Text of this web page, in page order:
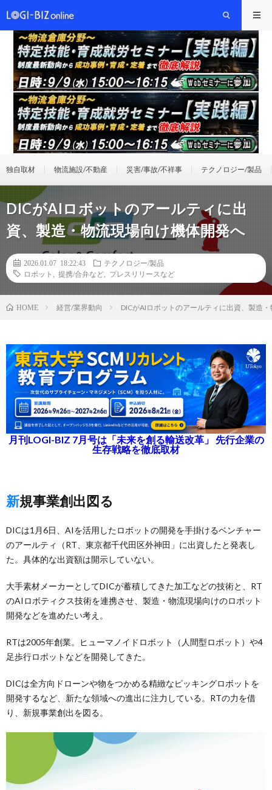
独自取材 物流施設/不動産 災害/事故/不祥事 テクノロジー/製品
DICがAIロボットのアールティに出
資、製造・物流現場向け機体開発へ
2026.01.07 18:22:43
テクノロジー/製品
ロボット
提携/合弁など プレスリリースなど
HOME 経営/業界動向 DICがAIロボットのアールティに出資、製造
月刊LOGI-BIZ 7月号は「未来を創る輸送改革」 先行企業の
生存戦略を徹底取材
新規事業創出図る
DICは1月6日、AIを活用したロボットの開発を手掛けるベンチャー
のアールティ（RT、東京都千代田区外神田」に出資したと発表し
た。具体的な出資額は開示していない。
大手素材メーカーとしてDICが蓄積してきた加工などの技術と、RT
のAIロボティクス技術を連携させ、製造・物流現場向けのロボット
開発などを進めたい考え。
RTは2005年創業。ヒューマノイドロボット（人間型ロボット）や4
足歩行ロボットなどを開発してきた。
DICは全方向ドローンや物をつかめる精緻なピッキングロボットを
開発するなど、新たな領域への進出に注力している。RTの力を借
り、新規事業創出を図る。